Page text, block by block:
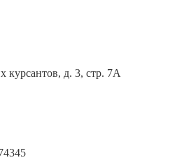
курсантов, д. 3, стр. 7А